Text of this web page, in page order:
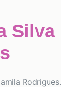
Silva
Rodrigues.